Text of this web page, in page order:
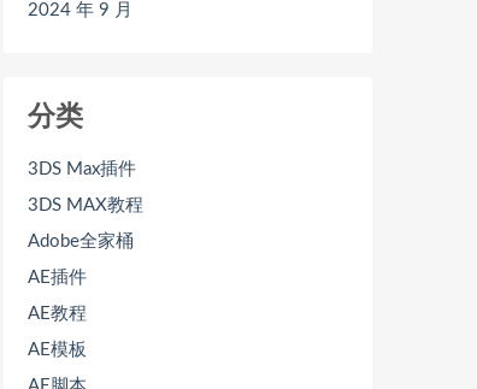
2024 年 9 月
分类
3DS Max插件
3DS MAX教程
Adobe全家桶
AE插件
AE教程
AE模板